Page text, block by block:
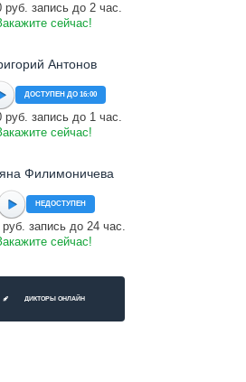
руб. запись до 2 час.
сейчас!
Антонов
ДОСТУПЕН ДО 16:00
руб. запись до 1 час.
сейчас!
Филимоничева
НЕДОСТУПЕН
запись до 24 час.
сейчас!
ДИКТОРЫ ОНЛАЙН